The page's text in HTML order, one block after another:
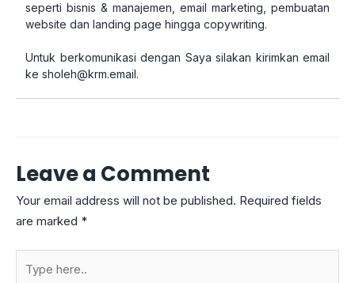
seperti bisnis & manajemen, email marketing, pembuatan
website dan landing page hingga copywriting.
Untuk berkomunikasi dengan Saya silakan kirimkan email
ke sholeh@krm.email.
Leave a Comment
Your email address will not be published. Required fields
are marked *
here..